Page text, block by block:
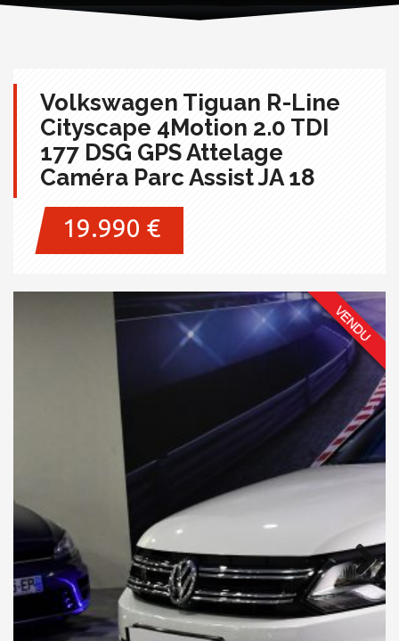
Volkswagen Tiguan R-Line
Cityscape 4Motion 2.0 TDI
177 DSG GPS Attelage
Caméra Parc Assist JA 18
19.990 €
Next